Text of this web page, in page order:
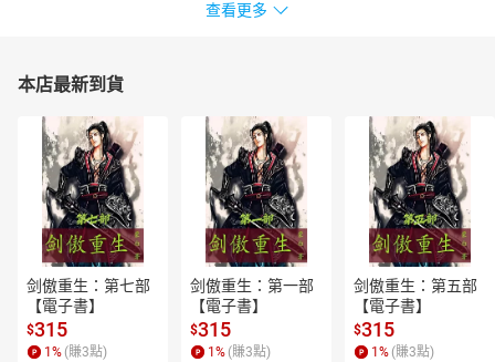
查看更多
本店最新到貨
剑傲重生：第七部
【電子書】
$315
1 % (賺3點)
剑傲重生：第一部
【電子書】
$315
1 % (賺3點)
剑傲重生：第五部
【電子書】
$315
1 % (賺3點)